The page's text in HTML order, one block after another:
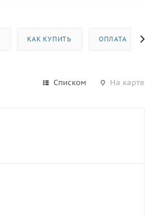
КАК КУПИТЬ ОПЛАТА
Списком На карте